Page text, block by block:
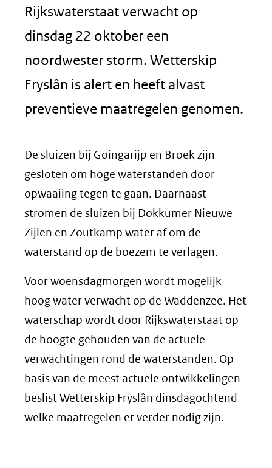
Rijkswaterstaat verwacht op
dinsdag 22 oktober een
noordwester storm. Wetterskip
Fryslân is alert en heeft alvast
preventieve maatregelen genomen.
De sluizen bij Goingarijp en Broek zijn
gesloten om hoge waterstanden door
opwaaiing tegen te gaan. Daarnaast
stromen de sluizen bij Dokkumer Nieuwe
Zijlen en Zoutkamp water af om de
waterstand op de boezem te verlagen.
Voor woensdagmorgen wordt mogelijk
hoog water verwacht op de Waddenzee. Het
waterschap wordt door Rijkswaterstaat op
de hoogte gehouden van de actuele
verwachtingen rond de waterstanden. Op
basis van de meest actuele ontwikkelingen
beslist Wetterskip Fryslân dinsdagochtend
welke maatregelen er verder nodig zijn.